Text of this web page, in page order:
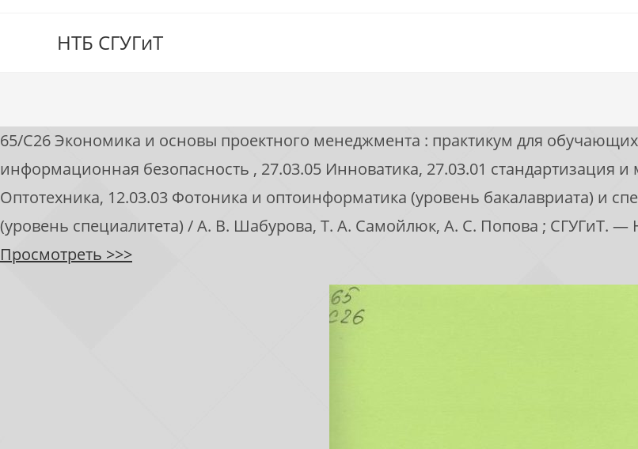
НТБ СГУГиТ
65/С26 Экономика и основы проектного менеджмента : практикум для
информационная безопасность , 27.03.05 Инноватика, 27.03.01 стандартизация
Оптотехника, 12.03.03 Фотоника и оптоинформатика (уровень бакалавриата) и
(уровень специалитета) / А. В. Шабурова, Т. А. Самойлюк, А. С. Попова ; СГУГиТ. —
Просмотреть >>>